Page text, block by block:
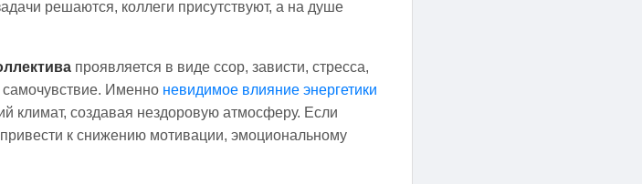
решаются, коллеги присутствуют, а на душе
проявляется в виде ссор, зависти, стресса,
Именно невидимое влияние энергетики
климат, создавая нездоровую атмосферу. Если
к снижению мотивации, эмоциональному